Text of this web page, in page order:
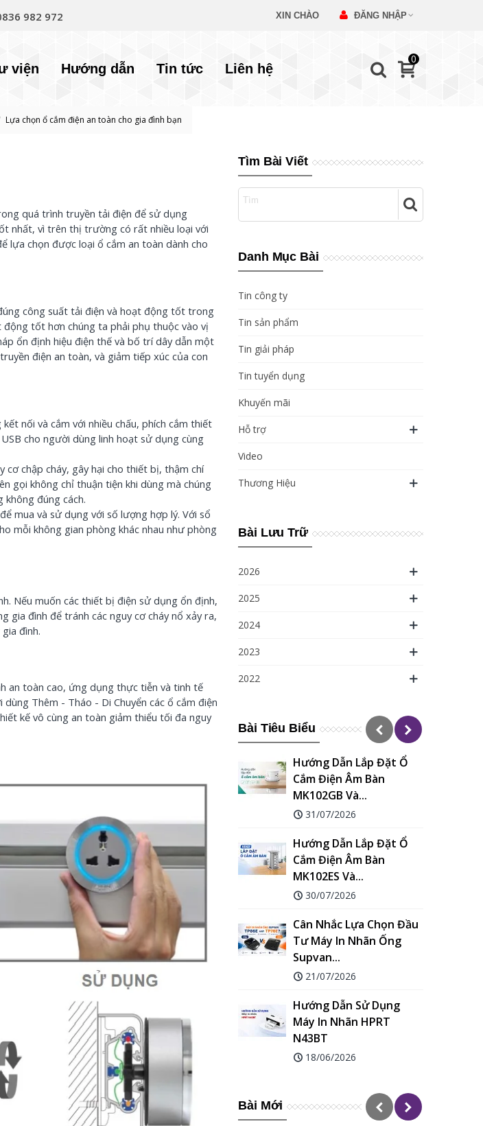
982 972 XIN CHÀO ĐĂNG NHẬP
viện Hướng dẫn Tin tức Liên hệ
0
Lựa chọn ổ cắm điện an toàn cho gia đình bạn
Tìm Bài Viết
Danh Mục Bài
Tin công ty
Tin sản phẩm
Tin giải pháp
Tin tuyển dụng
Khuyến mãi
Hỗ trợ
Video
Thương Hiệu
Bài Lưu Trữ
2026
2025
2024
2023
2022
Bài Tiêu Biểu
Hướng Dẫn Lắp Đặt Ổ
Cắm Điện Âm Bàn
MK102ES Và...
30/07/2026
Cân Nhắc Lựa Chọn Đầu
Tư Máy In Nhãn Ống
Supvan...
21/07/2026
Máy In Nhãn HPRT
N43BT
18/06/2026
Máy In Nhãn Đánh Dấu
Dây Điện Niimbot C1 –
Giải...
16/06/2026
So Sánh Máy In Ống Co
Nhiệt Supvan TP80E Và...
09/06/2026
Nhiệt Supvan TP70E Và...
09/06/2026
Hướng Dẫn Cách Chọn
Đúng Theo...
14/05/2026
Bài Mới
quá trình truyền tải điện để sử dụng
nhất, vì trên thị trường có rất nhiều loại với
lựa chọn được loại ổ cắm an toàn dành cho
công suất tải điện và hoạt động tốt trong
tốt hơn chúng ta phải phụ thuộc vào vị
ổn định hiệu điện thế và bố trí dây dẫn một
điện an toàn, và giảm tiếp xúc của con
nối và cắm với nhiều chấu, phích cắm thiết
cho người dùng linh hoạt sử dụng cùng
chập cháy, gây hại cho thiết bị, thậm chí
gọi không chỉ thuận tiện khi dùng mà chúng
đúng cách.
để mua và sử dụng với số lượng hợp lý. Với sổ
mỗi không gian phòng khác nhau như phòng
Nếu muốn các thiết bị điện sử dụng ổn định,
đình để tránh các nguy cơ cháy nổ xảy ra,
đình.
an toàn cao, ứng dụng thực tiễn và tinh tế
Thêm - Tháo - Di Chuyển các ổ cắm điện
kế vô cùng an toàn giảm thiểu tối đa nguy